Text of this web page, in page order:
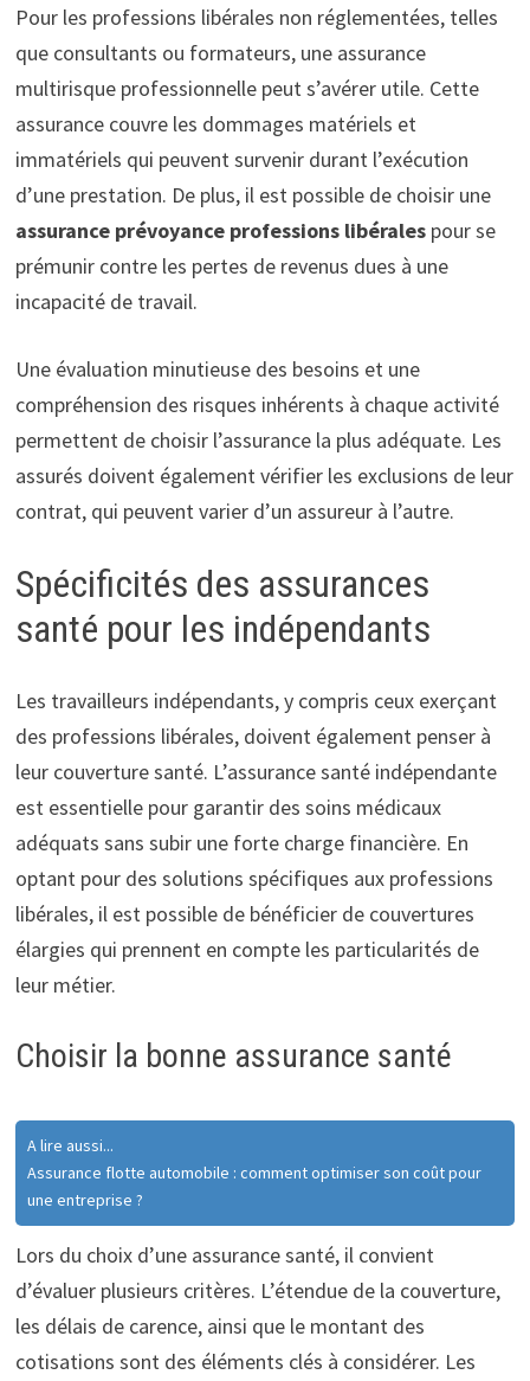
Pour les professions libérales non réglementées, telles
que consultants ou formateurs, une assurance
multirisque professionnelle peut s’avérer utile. Cette
assurance couvre les dommages matériels et
immatériels qui peuvent survenir durant l’exécution
d’une prestation. De plus, il est possible de choisir une
assurance prévoyance professions libéralespour se
prémunir contre les pertes de revenus dues à une
incapacité de travail.
Une évaluation minutieuse des besoins et une
compréhension des risques inhérents à chaque activité
permettent de choisir l’assurance la plus adéquate. Les
assurés doivent également vérifier les exclusions de leur
contrat, qui peuvent varier d’un assureur à l’autre.
Spécificités des assurances
santé pour les indépendants
Les travailleurs indépendants, y compris ceux exerçant
des professions libérales, doivent également penser à
leur couverture santé. L’assurance santé indépendante
est essentielle pour garantir des soins médicaux
adéquats sans subir une forte charge financière. En
optant pour des solutions spécifiques aux professions
libérales, il est possible de bénéficier de couvertures
élargies qui prennent en compte les particularités de
leur métier.
Choisir la bonne assurance santé
A lire aussi...
Assurance flotte automobile : comment optimiser son coût pour
une entreprise ?
Lors du choix d’une assurance santé, il convient
d’évaluer plusieurs critères. L’étendue de la couverture,
les délais de carence, ainsi que le montant des
cotisations sont des éléments clés à considérer. Les